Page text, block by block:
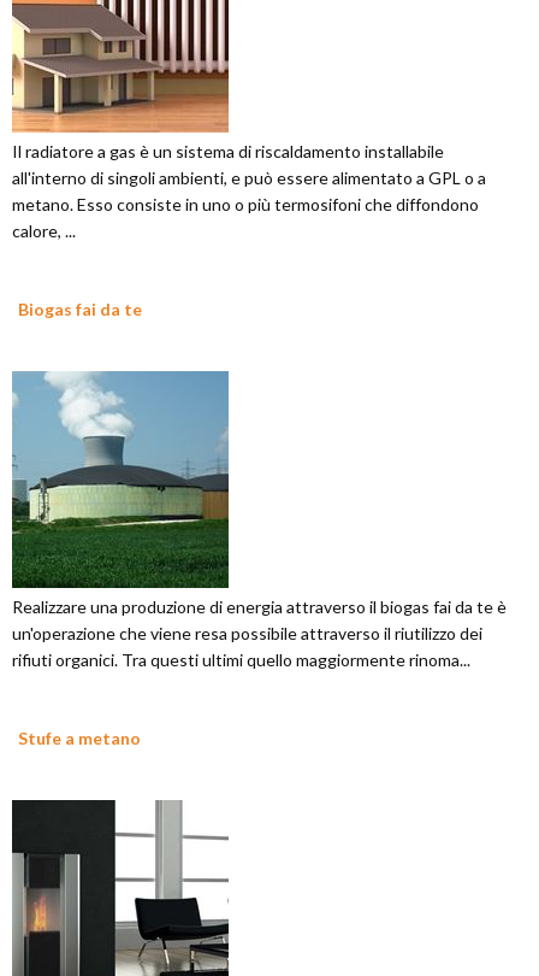
Il radiatore a gas è un sistema di riscaldamento installabile
all'interno di singoli ambienti, e può essere alimentato a GPL o a
metano. Esso consiste in uno o più termosifoni che diffondono
calore, ...
Biogas fai da te
Realizzare una produzione di energia attraverso il biogas fai da te è
un'operazione che viene resa possibile attraverso il riutilizzo dei
rifiuti organici. Tra questi ultimi quello maggiormente rinoma...
Stufe a metano